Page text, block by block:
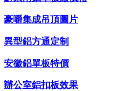
豪嚼集成吊頂圖片
異型鋁方通定制
安徽鋁單板特價
辦公室鋁扣板效果